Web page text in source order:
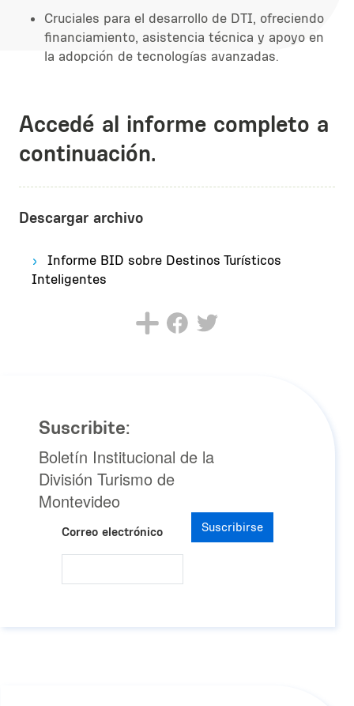
Cruciales para el desarrollo de DTI, ofreciendo
financiamiento, asistencia técnica y apoyo en
la adopción de tecnologías avanzadas.
Accedé al informe completo a
continuación.
Descargar archivo
Informe BID sobre Destinos Turísticos
Inteligentes
Suscribite:
Boletín Institucional de la
División Turismo de
Montevideo
Correo electrónico Suscribirse